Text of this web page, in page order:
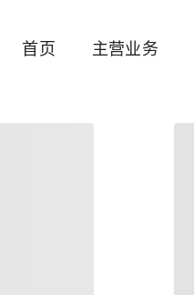
首页 主营业务